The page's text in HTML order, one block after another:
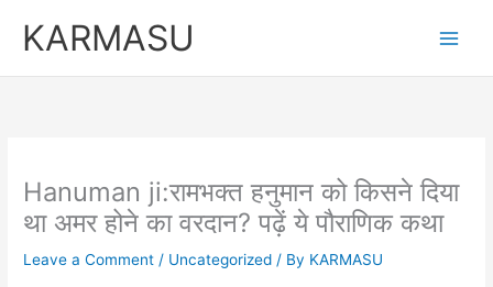
KARMASU
Hanuman ji:रामभक्‍त हनुमान को किसने दिया
था अमर होने का वरदान? पढ़ें ये पौराणिक कथा
Leave a Comment / Uncategorized / By KARMASU